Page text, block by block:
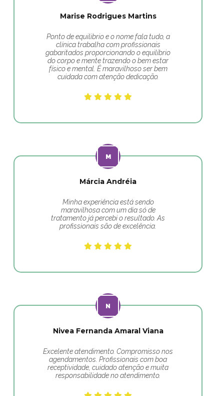
Marise Rodrigues Martins
Ponto de equilibrio e o nome fala tudo, a
clínica trabalha com profissionais
gabaritados proporcionando o equilíbrio
do corpo e mente trazendo o bem estar
físico e mental. É maravilhoso ser bem
cuidada com atenção dedicação.
Márcia Andréia
Minha experiência está sendo
maravilhosa com um dia só de
tratamento já percebi o resultado. As
profissionais são de excelência.
Nivea Fernanda Amaral Viana
Excelente atendimento. Compromisso nos
agendamentos. Profissionais com boa
receptividade, cuidado atenção e muita
responsabilidade no atendimento.